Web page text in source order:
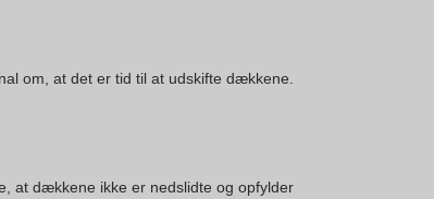
om, at det er tid til at udskifte dækkene.
at dækkene ikke er nedslidte og opfylder